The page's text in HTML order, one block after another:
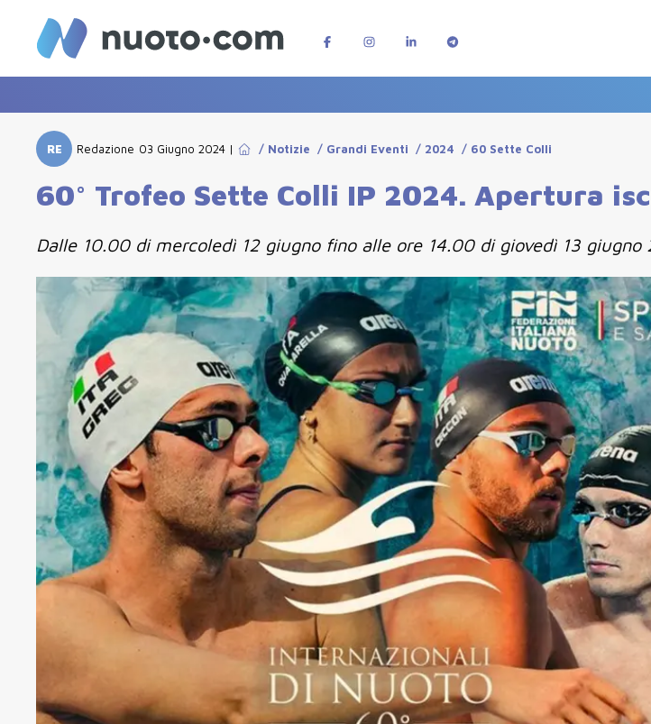
RE Redazione 03 Giugno 2024 | / Notizie / Grandi Eventi / 2024 / 60 Sette Colli
60° Trofeo Sette Colli IP 2024. Apertura
Dalle 10.00 di mercoledì 12 giugno fino alle ore 14.00 di giovedì 13 giugno